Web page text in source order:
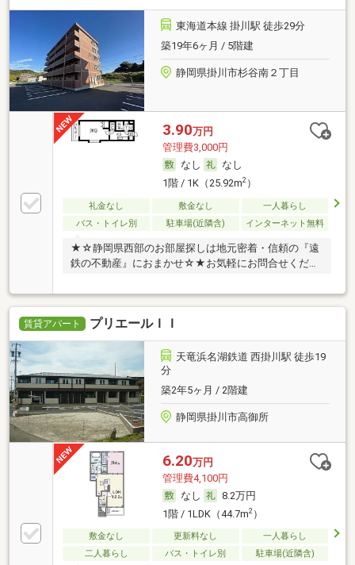
東海道本線 掛川駅 徒歩29分
築19年6ヶ月 / 5階建
静岡県掛川市杉谷南２丁目
3.90万円
管理費3,000円
なし
なし
1階 / 1K（25.92m2）
礼金なし 敷金なし
一人暮らし
バス・トイレ別
駐車場(近隣含) インターネット無料
★☆静岡県西部のお部屋探しは地元密着・信頼の『遠
鉄の不動産』におまかせ☆★お気軽にお問合せくださ
賃貸アパート プリエールＩＩ
天竜浜名湖鉄道 西掛川駅 徒歩19
分
築2年5ヶ月 / 2階建
静岡県掛川市高御所
6.20万円
管理費4,100円
なし
8.2万円
1階 / 1LDK（44.7m2）
敷金なし 更新料なし
一人暮らし
二人暮らし
バス・トイレ別 駐車場(近隣含)